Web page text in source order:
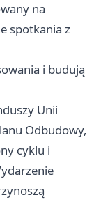
na
spotkania z
i budują
Unii
Odbudowy,
cyklu i